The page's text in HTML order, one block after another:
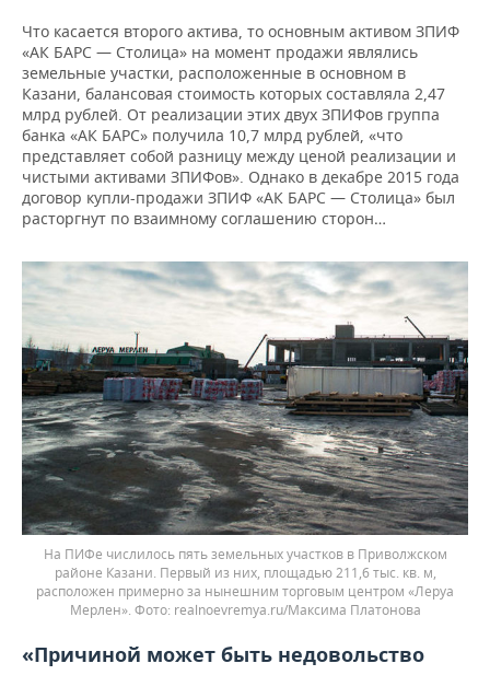
Что касается второго актива, то основным активом ЗПИФ
«АК БАРС — Столица» на момент продажи являлись
земельные участки, расположенные в основном в
Казани, балансовая стоимость которых составляла 2,47
млрд рублей. От реализации этих двух ЗПИФов группа
банка «АК БАРС» получила 10,7 млрд рублей, «что
представляет собой разницу между ценой реализации и
чистыми активами ЗПИФов». Однако в декабре 2015 года
договор купли-продажи ЗПИФ «АК БАРС — Столица» был
расторгнут по взаимному соглашению сторон…
На ПИФе числилось пять земельных участков в Приволжском
районе Казани. Первый из них, площадью 211,6 тыс. кв. м,
расположен примерно за нынешним торговым центром «Леруа
Мерлен».
realnoevremya.ru/Максима Платонова
«Причиной может быть недовольство